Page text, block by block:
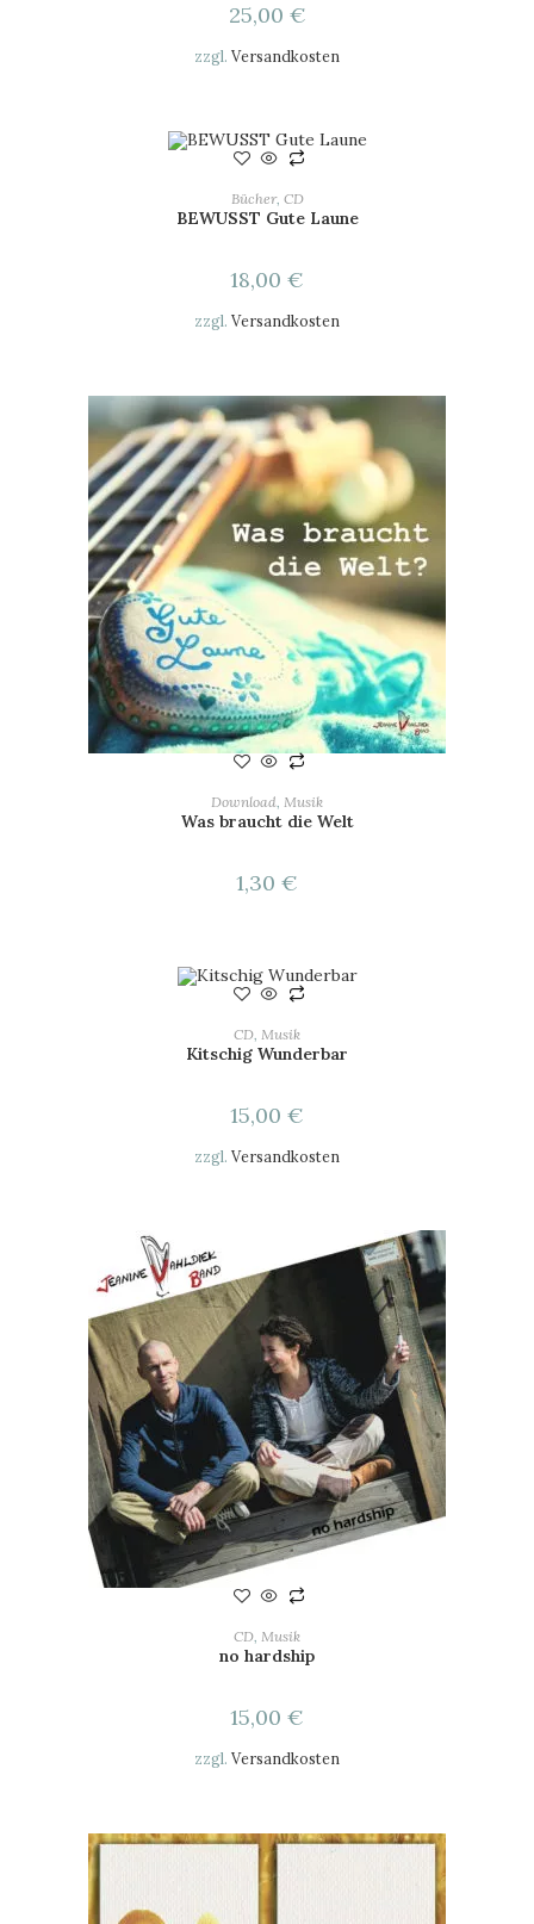
25,00 €
zzgl. Versandkosten
IN DEN WARENKORB
Bücher, CD
BEWUSST Gute Laune
18,00 €
zzgl. Versandkosten
IN DEN WARENKORB
Download Musik
Was braucht die Welt
1,30 €
IN DEN WARENKORB
CD Musik
Kitschig Wunderbar
15,00 €
zzgl. Versandkosten
IN DEN WARENKORB
CD, Musik
no hardship
15,00 €
zzgl. Versandkosten